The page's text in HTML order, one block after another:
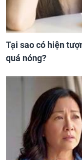
Tại sao có hiện
quá nóng?